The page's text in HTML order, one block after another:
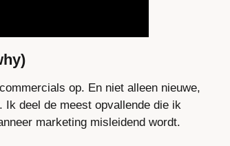
op. En niet alleen nieuwe,
deel de meest opvallende die ik
marketing misleidend wordt.